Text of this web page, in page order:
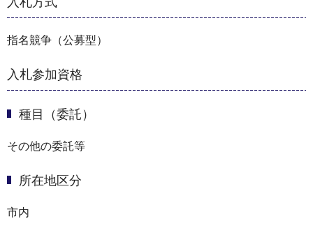
指名競争（公募型）
入札参加資格
種目（委託）
その他の委託等
所在地区分
市内